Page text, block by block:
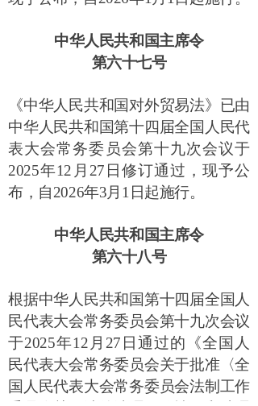
中华人民共和国主席令
第六十七号
《中华人民共和国对外贸易法》已由
中华人民共和国第十四届全国人民代
表大会常务委员会第十九次会议于
2025年12 月 27 日修订通过，现予公
布，自2026年3月 1 日起施行。
中华人民共和国主席令
第六十八号
根据中华人民共和国第十四届全国人
民代表大会常务委员会第十九次会议
于2025年12 月 27 日通过的《全国人
民代表大会常务委员会关于批准〈全
国人民代表大会常务委员会法制工作